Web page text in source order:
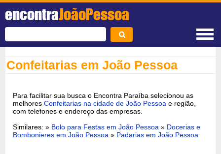
encontraJoãoPessoa
Confeitarias em João Pessoa
Para facilitar sua busca o Encontra Paraíba selecionou as
melhoresConfeitarias na cidade de João Pessoa e região,
com telefones e endereço das empresas.
Similares: » Bolo para Festas em João Pessoa » Docerias e
Bombonieres em João Pessoa » Padarias em João Pessoa